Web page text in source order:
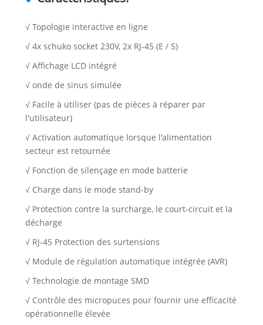
√ Topologie interactive en ligne
√ 4x schuko socket 230V, 2x RJ-45 (E / S)
√ Affichage LCD intégré
√ onde de sinus simulée
√ Facile à utiliser (pas de pièces à réparer par
l'utilisateur)
√ Activation automatique lorsque l'alimentation
secteur est retournée
√ Fonction de silençage en mode batterie
√ Charge dans le mode stand-by
√ Protection contre la surcharge, le court-circuit et la
décharge
√ RJ-45 Protection des surtensions
√ Module de régulation automatique intégrée (AVR)
√ Technologie de montage SMD
√ Contrôle des micropuces pour fournir une efficacité
opérationnelle élevée